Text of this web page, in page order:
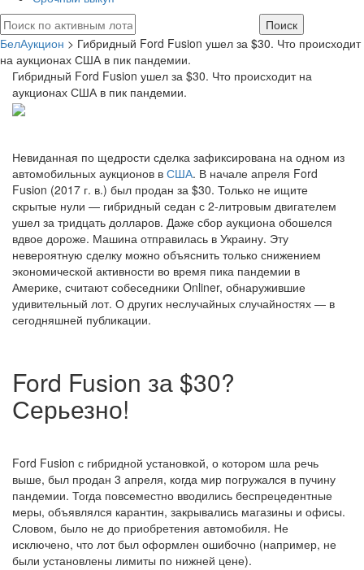
БелАукцион > Гибридный Ford Fusion ушел за $30. Что происходит
на аукционах США в пик пандемии.
Гибридный Ford Fusion ушел за $30. Что происходит на
аукционах США в пик пандемии.
Невиданная по щедрости сделка зафиксирована на одном из
автомобильных аукционов в США. В начале апреля Ford
Fusion (2017 г. в.) был продан за $30. Только не ищите
скрытые нули — гибридный седан с 2-литровым двигателем
ушел за тридцать долларов. Даже сбор аукциона обошелся
вдвое дороже. Машина отправилась в Украину. Эту
невероятную сделку можно объяснить только снижением
экономической активности во время пика пандемии в
Америке, считают собеседники Onliner, обнаружившие
удивительный лот. О других неслучайных случайностях — в
сегодняшней публикации.
Ford Fusion за $30?
Серьезно!
Ford Fusion с гибридной установкой, о котором шла речь
выше, был продан 3 апреля, когда мир погружался в пучину
пандемии. Тогда повсеместно вводились беспрецедентные
меры, объявлялся карантин, закрывались магазины и офисы.
Словом, было не до приобретения автомобиля. Не
исключено, что лот был оформлен ошибочно (например, не
были установлены лимиты по нижней цене).